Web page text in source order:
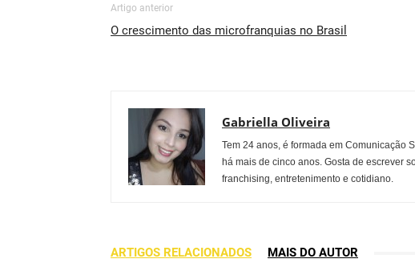
Artigo anterior
O crescimento das microfranquias no Brasil
Gabriella Oliveira
Tem 24 anos, é formada em Comunicação
há mais de cinco anos. Gosta de escrever
franchising, entretenimento e cotidiano.
ARTIGOS RELACIONADOS MAIS DO AUTOR